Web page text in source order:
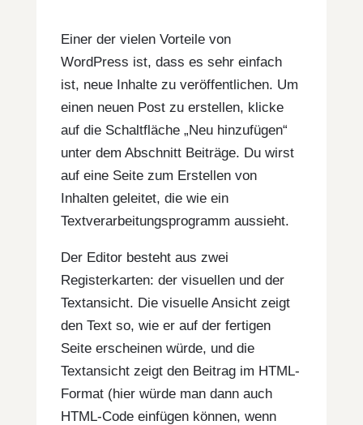
Einer der vielen Vorteile von
WordPress ist, dass es sehr einfach
ist, neue Inhalte zu veröffentlichen. Um
einen neuen Post zu erstellen, klicke
auf die Schaltfläche „Neu hinzufügen“
unter dem Abschnitt Beiträge. Du wirst
auf eine Seite zum Erstellen von
Inhalten geleitet, die wie ein
Textverarbeitungsprogramm aussieht.
Der Editor besteht aus zwei
Registerkarten: der visuellen und der
Textansicht. Die visuelle Ansicht zeigt
den Text so, wie er auf der fertigen
Seite erscheinen würde, und die
Textansicht zeigt den Beitrag im HTML-
Format (hier würde man dann auch
HTML-Code einfügen können, wenn